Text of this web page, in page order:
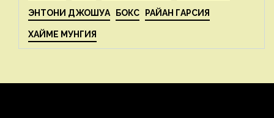
ЭНТОНИ ДЖОШУА БОКС РАЙАН ГАРСИЯ
ХАЙМЕ МУНГИЯ